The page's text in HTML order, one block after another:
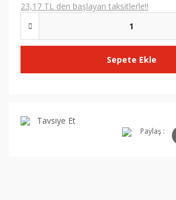
23,17 TL den başlayan taksitlerle!!
Sepete Ekle
Tavsiye Et
Paylaş :